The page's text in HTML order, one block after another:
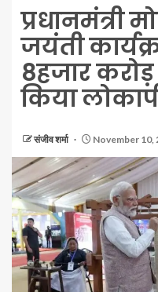
प्रधानमंत्री
जयंती
8हजार
किया
संजीव शर्मा November 10,